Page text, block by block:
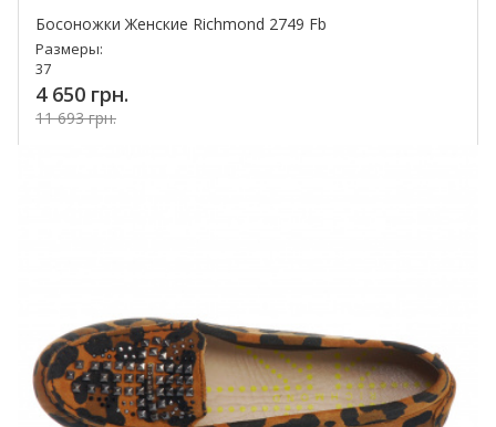
Босоножки Женские Richmond 2749 Fb
Размеры:
37
4 650 грн.
11 693 грн.